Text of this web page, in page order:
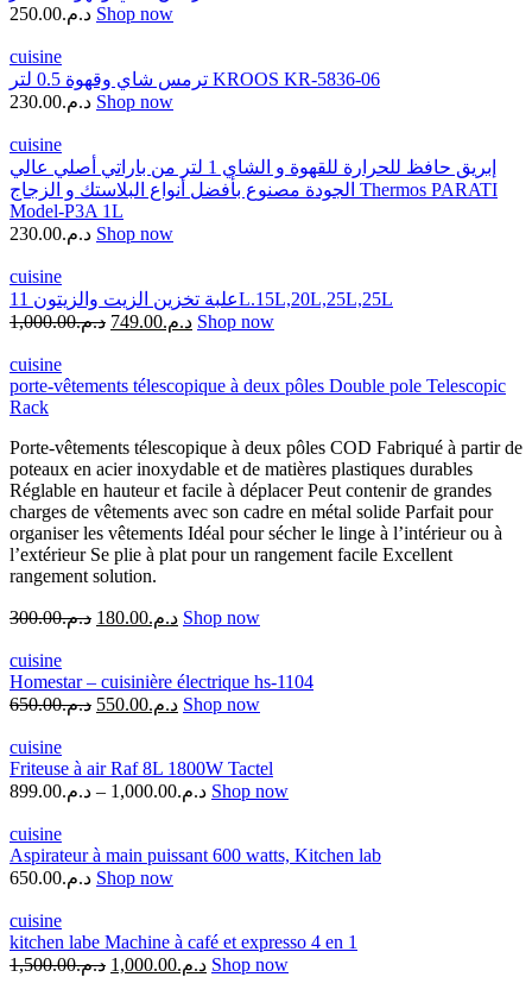
د.م.250.00 Shop now
cuisine
ترمس شاي وقهوة 0.5 لتر KROOS KR-5836-06
د.م.230.00 Shop now
cuisine
إبريق حافظ للحرارة للقهوة و الشاي 1 لتر من باراتي أصلي عالي
الجودة مصنوع بأفضل أنواع البلاستك و الزجاج Thermos PARATI
Model-P3A 1L
د.م.230.00 Shop now
cuisine
علبة تخزين الزيت والزيتون 11L.15L,20L,25L,25L
د.م.1,000.00 د.م.749.00 Shop now
cuisine
porte-vêtements télescopique à deux pôles Double pole Telescopic
Rack
Porte-vêtements télescopique à deux pôles COD Fabriqué à partir de
poteaux en acier inoxydable et de matières plastiques durables
Réglable en hauteur et facile à déplacer Peut contenir de grandes
charges de vêtements avec son cadre en métal solide Parfait pour
organiser les vêtements Idéal pour sécher le linge à l’intérieur ou à
l’extérieur Se plie à plat pour un rangement facile Excellent
rangement solution.
د.م.300.00 د.م.180.00 Shop now
cuisine
Homestar – cuisinière électrique hs-1104
د.م.650.00 د.م.550.00 Shop now
cuisine
Friteuse à air Raf 8L 1800W Tactel
د.م.899.00 – د.م.1,000.00 Shop now
cuisine
Aspirateur à main puissant 600 watts, Kitchen lab
د.م.650.00 Shop now
cuisine
kitchen labe Machine à café et expresso 4 en 1
د.م.1,500.00 د.م.1,000.00 Shop now